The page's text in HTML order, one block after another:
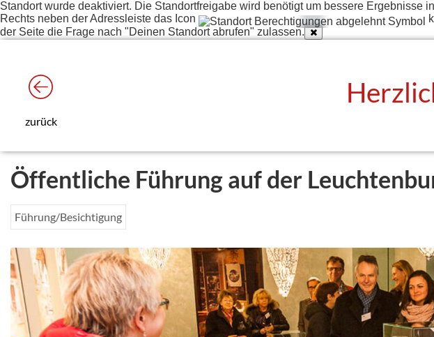
Standort wurde deaktiviert. Die Standortfreigabe wird benötigt um bessere Ergebnisse
Rechts neben der Adressleiste das Icon
der Seite die Frage nach "Deinen Standort abrufen" zulassen.
zurück
Öffentliche Führung auf der
Führung/Besichtigung